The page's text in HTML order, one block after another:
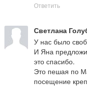
Ответить
Светлана
У нас было
И Яна
это спасибо.
Это пешая по
посещение